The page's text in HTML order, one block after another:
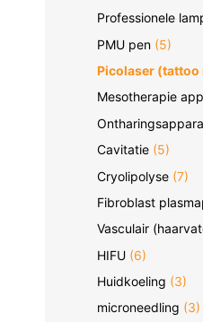
Professionele
PMU pen (5)
Picolaser (tattoo
Mesotherapie
Cavitatie (5)
Cryolipolyse (7)
Fibroblast
Vasculair
HIFU (6)
Huidkoeling (3)
microneedling (3)